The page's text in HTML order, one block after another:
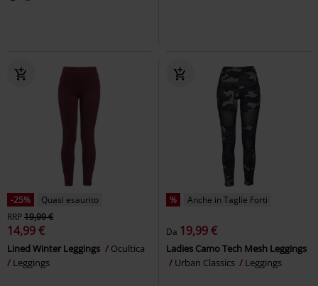
-25%
Quasi esaurito
RRP19,99 €
14,99 €
Lined Winter Leggings
Ocultica
Leggings
% Anche in Taglie Forti
Da 19,99 €
Ladies Camo Tech Mesh Leggings
Urban Classics
Leggings